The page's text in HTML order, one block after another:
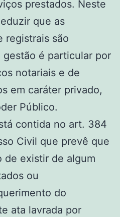
prestados. Neste
que as
registrais são
gestão é particular por
notariais e de
em caráter privado,
Público.
contida no art. 384
Civil que prevê que
de existir de algum
ou
do
ata lavrada por